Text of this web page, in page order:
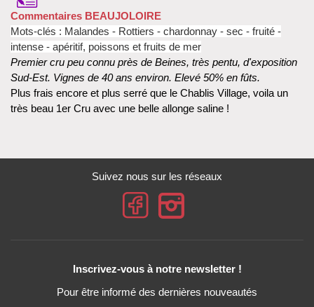
Commentaires BEAUJOLOIRE
Mots-clés : Malandes - Rottiers - chardonnay - sec - fruité -
intense - apéritif, poissons et fruits de mer
Premier cru peu connu près de Beines, très pentu, d'exposition
Sud-Est. Vignes de 40 ans environ. Elevé 50% en fûts.
Plus frais encore et plus serré que le Chablis Village, voila un
très beau 1er Cru avec une belle allonge saline !
Suivez nous sur les réseaux
Inscrivez-vous à notre newsletter !
Pour être informé des dernières nouveautés